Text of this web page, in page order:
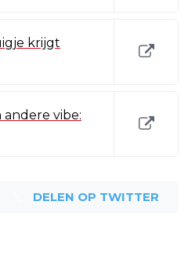
krijgt
vibe:
DELEN OP TWITTER